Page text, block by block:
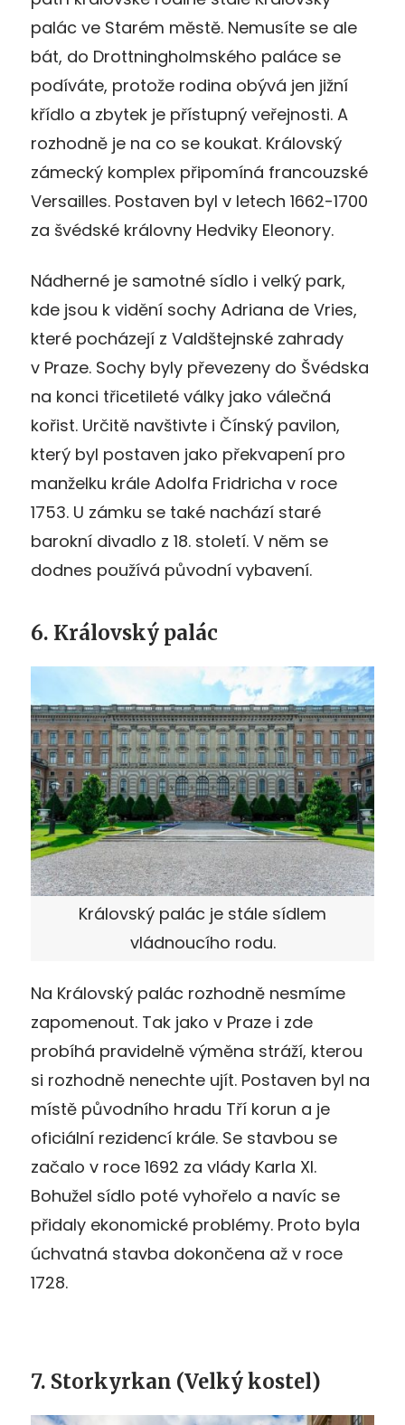
palác ve Starém městě. Nemusíte se ale
bát, do Drottningholmského paláce se
podíváte, protože rodina obývá jen jižní
křídlo a zbytek je přístupný veřejnosti. A
rozhodně je na co se koukat. Královský
zámecký komplex připomíná francouzské
Versailles. Postaven byl v letech 1662-1700
za švédské královny Hedviky Eleonory.
Nádherné je samotné sídlo i velký park,
kde jsou k vidění sochy Adriana de Vries,
které pocházejí z Valdštejnské zahrady
v Praze. Sochy byly převezeny do Švédska
na konci třicetileté války jako válečná
kořist. Určitě navštivte i Čínský pavilon,
který byl postaven jako překvapení pro
manželku krále Adolfa Fridricha v roce
1753. U zámku se také nachází staré
barokní divadlo z 18. století. V něm se
dodnes používá původní vybavení.
6. Královský palác
Královský palác je stále sídlem
vládnoucího rodu.
Na Královský palác rozhodně nesmíme
zapomenout. Tak jako v Praze i zde
probíhá pravidelně výměna stráží, kterou
si rozhodně nenechte ujít. Postaven byl na
místě původního hradu Tří korun a je
oficiální rezidencí krále. Se stavbou se
začalo v roce 1692 za vlády Karla XI.
Bohužel sídlo poté vyhořelo a navíc se
přidaly ekonomické problémy. Proto byla
úchvatná stavba dokončena až v roce
1728.
7. Storkyrkan (Velký kostel)